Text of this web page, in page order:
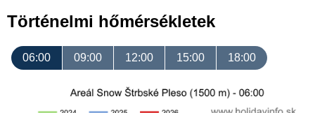
Történelmi hőmérsékletek
06:00 09:00 12:00 15:00 18:00